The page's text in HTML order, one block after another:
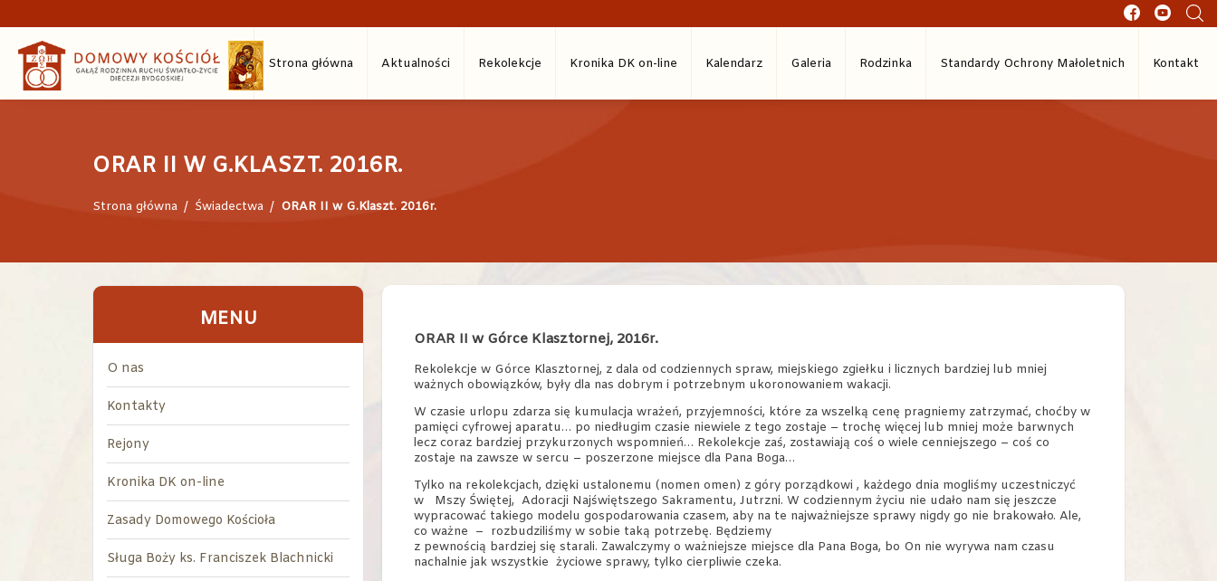
Strona główna Aktualności Rekolekcje Kronika DK on-line Kalendarz Galeria Rodzinka Standardy Ochrony Małoletnich Kontakt
ORAR II W G.KLASZT. 2016R.
Strona główna / Świadectwa / ORAR II w G.Klaszt. 2016r.
ORAR II w Górce Klasztornej, 2016r.
Rekolekcje w Górce Klasztornej, z dala od codziennych spraw, miejskiego zgiełku i licznych bardziej lub mniej
ważnych obowiązków, były dla nas dobrym i potrzebnym ukoronowaniem wakacji.
W czasie urlopu zdarza się kumulacja wrażeń, przyjemności, które za wszelką cenę pragniemy zatrzymać, choćby w
pamięci cyfrowej aparatu… po niedługim czasie niewiele z tego zostaje – trochę więcej lub mniej może barwnych
lecz coraz bardziej przykurzonych wspomnień… Rekolekcje zaś, zostawiają coś o wiele cenniejszego – coś co
zostaje na zawsze w sercu – poszerzone miejsce dla Pana Boga…
Tylko na rekolekcjach, dzięki ustalonemu (nomen omen) z góry porządkowi , każdego dnia mogliśmy uczestniczyć
w
Mszy Świętej, Adoracji Najświętszego Sakramentu, Jutrzni. W codziennym życiu nie udało nam się jeszcze
wypracować takiego modelu gospodarowania czasem, aby na te najważniejsze sprawy nigdy go nie brakowało. Ale,
co ważne – rozbudziliśmy w sobie taką potrzebę. Będziemy
z pewnością bardziej się starali. Zawalczymy o ważniejsze miejsce dla Pana Boga, bo On nie wyrywa nam czasu
nachalnie jak wszystkie życiowe sprawy, tylko cierpliwie czeka.
MENU
O nas
Kontakty
Rejony
Kronika DK on-line
Zasady Domowego Kościoła
Sługa Boży ks. Franciszek Blachnicki